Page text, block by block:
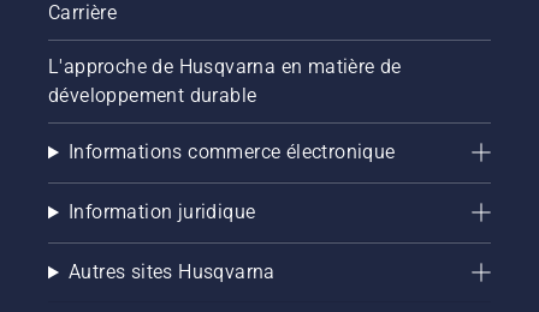
Carrière
L'approche de Husqvarna en matière de
développement durable
Informations commerce électronique
Information juridique
Autres sites Husqvarna